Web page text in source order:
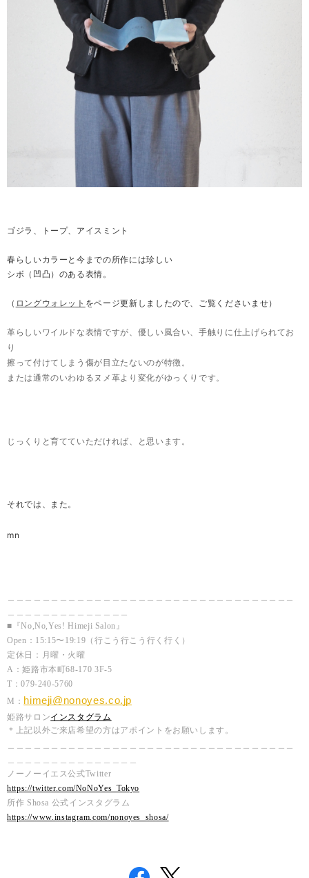
ゴジラ、トープ、アイスミント
春らしいカラーと今までの所作には珍しい
シボ（凹凸）のある表情。
（ ロングウォレット をページ更新しましたので、ご覧くださいませ）
革らしいワイルドな表情ですが、 優しい風合い、手触りに仕上げられてお
り
擦って付けてしまう傷が目立たないのが特徴。
または通常のいわゆるヌメ革より変化がゆっくりです。
じっくりと育てていただければ、と思います。
それでは、また。
mn
■『No,No,Yes! Himeji Salon』
Open：15:15〜19:19（行こう行こう行く行く）
定休日：月曜・火曜
A：姫路市本町68-170 3F-5
T：079-240-5760
M： himeji@nonoyes.co.jp
姫路サロンインスタグラム
＊上記以外ご来店希望の方はアポイントをお願いします。
ノーノーイエス公式Twitter
https://twitter.com/NoNoYes_Tokyo
所作 Shosa 公式インスタグラム
https://www.instagram.com/nonoyes_shosa/